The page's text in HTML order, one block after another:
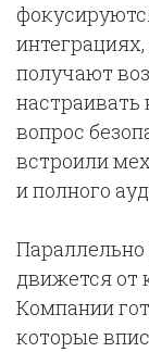
получают
вопрос
встроили
и полного
Параллельно
движется от
Компании
которые